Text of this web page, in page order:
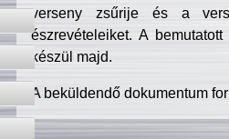
verseny zsűrije és a
észrevételeiket. A
készül majd.
A beküldendő dokumentum